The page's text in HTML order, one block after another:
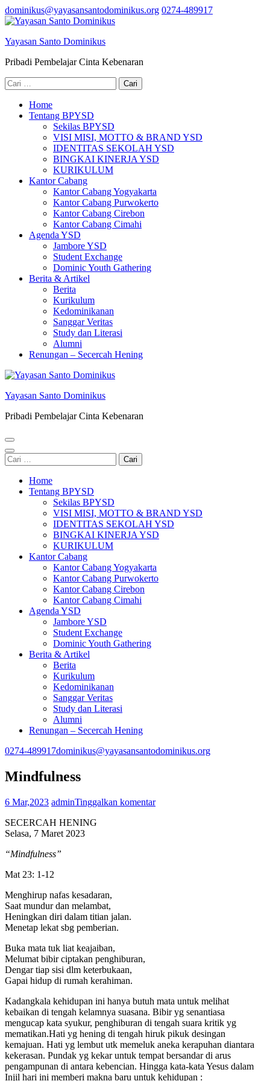
Lompat
ke
(Tekan
dominikus@yayasansantodominikus.org 0274-489917
Yayasan Santo Dominikus
Pribadi Pembelajar Cinta Kebenaran
Cari
untuk:
Home
Tentang BPYSD
Sekilas BPYSD
VISI MISI, MOTTO & BRAND YSD
IDENTITAS SEKOLAH YSD
BINGKAI KINERJA YSD
KURIKULUM
Kantor Cabang
Kantor Cabang Yogyakarta
Kantor Cabang Purwokerto
Kantor Cabang Cirebon
Kantor Cabang Cimahi
Agenda YSD
Jambore YSD
Student Exchange
Dominic Youth Gathering
Berita & Artikel
Berita
Kurikulum
Kedominikanan
Sanggar Veritas
Study dan Literasi
Alumni
Renungan – Secercah Hening
Yayasan Santo Dominikus
Pribadi Pembelajar Cinta Kebenaran
Cari
untuk:
Home
Tentang BPYSD
Sekilas BPYSD
VISI MISI, MOTTO & BRAND YSD
IDENTITAS SEKOLAH YSD
BINGKAI KINERJA YSD
KURIKULUM
Kantor Cabang
Kantor Cabang Yogyakarta
Kantor Cabang Purwokerto
Kantor Cabang Cirebon
Kantor Cabang Cimahi
Agenda YSD
Jambore YSD
Student Exchange
Dominic Youth Gathering
Berita & Artikel
Berita
Kurikulum
Kedominikanan
Sanggar Veritas
Study dan Literasi
Alumni
Renungan – Secercah Hening
0274-489917dominikus@yayasansantodominikus.org
Mindfulness
6 Mar,2023 adminTinggalkan komentar
SECERCAH HENING
Selasa, 7 Maret 2023
“Mindfulness”
Mat 23: 1-12
Menghirup nafas kesadaran,
Saat mundur dan melambat,
Heningkan diri dalam titian jalan.
Menetap lekat sbg pemberian.
Buka mata tuk liat keajaiban,
Melumat bibir ciptakan penghiburan,
Dengar tiap sisi dlm keterbukaan,
Gapai hidup di rumah kerahiman.
Kadangkala kehidupan ini hanya butuh mata untuk melihat
kebaikan di tengah kelamnya suasana. Bibir yg senantiasa
mengucap kata syukur, penghiburan di tengah suara kritik yg
mematikan.Hati yg hening di tengah hiruk pikuk desingan
kemajuan. Hati yg lembut utk memeluk aneka kerapuhan diantara
kekerasan. Pundak yg kekar untuk tempat bersandar di arus
pengampunan di antara kebencian. Hingga kata-kata Yesus dalam
Injil hari ini memberi makna baru untuk kehidupan :